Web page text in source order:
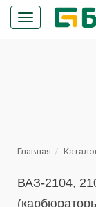
Кнопка
меню
Главная
ВАЗ-2104,